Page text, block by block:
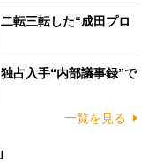
転三転した“成田プロ
占入手“内部議事録”で
一覧を見る